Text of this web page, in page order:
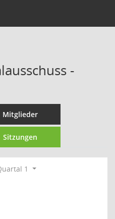
-
Mitglieder
Sitzungen
1